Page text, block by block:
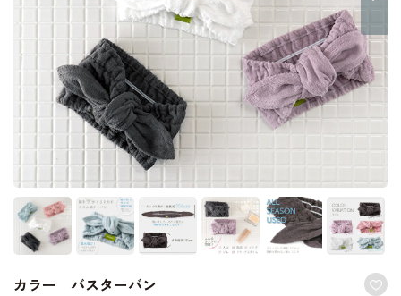
カラー バスターバン